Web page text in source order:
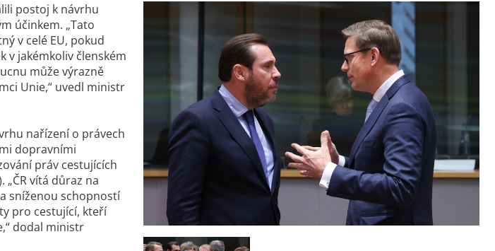
postoj k návrhu
účinkem. „Tato
v celé EU, pokud
v jakémkoliv členském
může výrazně
Unie,“ uvedl ministr
nařízení o právech
dopravními
práv cestujících
„ČR vítá důraz na
sníženou schopností
pro cestující, kteří
,“ dodal ministr